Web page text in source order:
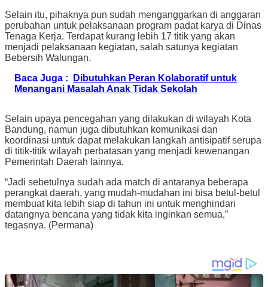
Selain itu, pihaknya pun sudah menganggarkan di anggaran
perubahan untuk pelaksanaan program padat karya di Dinas
Tenaga Kerja. Terdapat kurang lebih 17 titik yang akan
menjadi pelaksanaan kegiatan, salah satunya kegiatan
Bebersih Walungan.
Baca Juga :
Dibutuhkan Peran Kolaboratif untuk
Menangani Masalah Anak Tidak Sekolah
Selain upaya pencegahan yang dilakukan di wilayah Kota
Bandung, namun juga dibutuhkan komunikasi dan
koordinasi untuk dapat melakukan langkah antisipatif serupa
di titik-titik wilayah perbatasan yang menjadi kewenangan
Pemerintah Daerah lainnya.
“Jadi sebetulnya sudah ada match di antaranya beberapa
perangkat daerah, yang mudah-mudahan ini bisa betul-betul
membuat kita lebih siap di tahun ini untuk menghindari
datangnya bencana yang tidak kita inginkan semua,”
tegasnya. (Permana)